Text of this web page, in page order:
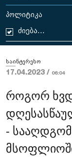
პოლიტიკა
საინტერესო
17.04.2023 / 06:04
როგორ
-